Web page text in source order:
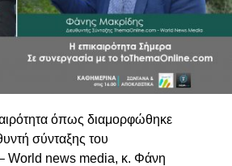
όπως διαμορφώθηκε
σύνταξης του
World news media, κ. Φάνη